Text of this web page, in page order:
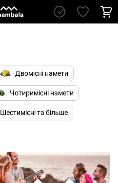
Двомісні намети
Чотиримісні намети
Шестимісні та більше